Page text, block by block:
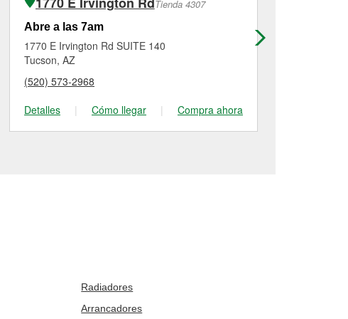
Tienda 4307
Abre a las 7am
1770 E Irvington Rd SUITE 140
Tucson, AZ
(520) 573-2968
Detalles
| Cómo llegar | Compra ahora
Radiadores
Arrancadores